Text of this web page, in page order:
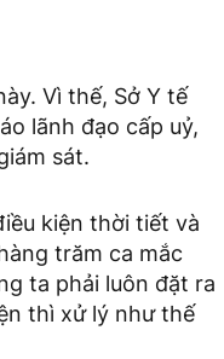
Vì thế, Sở Y tế
lãnh đạo cấp uỷ,
sát.
kiện thời tiết và
trăm ca mắc
ta phải luôn đặt ra
thì xử lý như thế